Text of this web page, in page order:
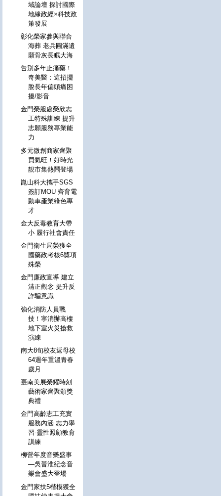
域論壇 探討國際
地緣政經×科技政
策發展
彰化榮家參與聯合
海葬 老兵圓滿遺
願骨灰長眠大海
告別多年止痛藥！
奇美醫：這招擺
脫長年偏頭痛困
擾/影音
金門榮服處榮欣志
工特殊訓練 提升
志願服務專業能
力
多元微創商家齊聚
買氣旺！好時光
靚市集熱鬧登場
崑山科大攜手SGS
簽訂MOU 齊育電
動車產業綠色專
才
金大反毒教育大帶
小 履行社會責任
金門衛生局榮獲全
國藥政考核6獎項
殊榮
金門廉政宣導 建立
清正觀念 提升反
詐騙意識
強化消防人員戰
技！寧消辦高樓
地下室火災搶救
演練
南大8旬校友返母校
64週年重溫青春
歲月
臺南美展榮耀時刻
藝術家齊聚頒獎
典禮
金門高齡志工充實
服務內涵 志力學
習-靈性照顧教育
訓練
柳營年度音樂盛事
—吳晉淮紀念音
樂會盛大登場
金門家扶5楷模獲全